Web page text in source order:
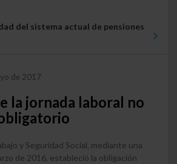
del sistema actual de pensiones
de 2017
la jornada laboral no
y Seguridad Social, mediante una
de 2016, estableció la obligación